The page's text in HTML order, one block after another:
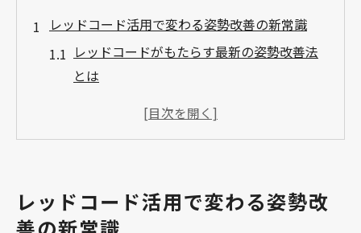
レッドコード活用で変わる姿勢改善の新常識
レッドコードがもたらす最新の姿勢改善法
とは
理学療法士推奨レッドコードの効果を解説
性
レッドコード活用で変わる姿勢改